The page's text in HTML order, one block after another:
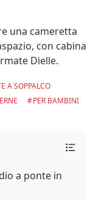
una cameretta
con cabina
Dielle.
A SOPPALCO
PER BAMBINI
a ponte in